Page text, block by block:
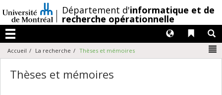
au
contenu
/Département d'informatique et de
recherche opérationnelle
Menu
Liens
Langues
Accueil La recherche Thèses et mémoires
Thèses et mémoires